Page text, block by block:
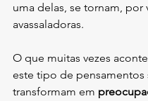
uma delas, se tornam, por
avassaladoras.
O que muitas vezes
este tipo de pensamentos
transformam em